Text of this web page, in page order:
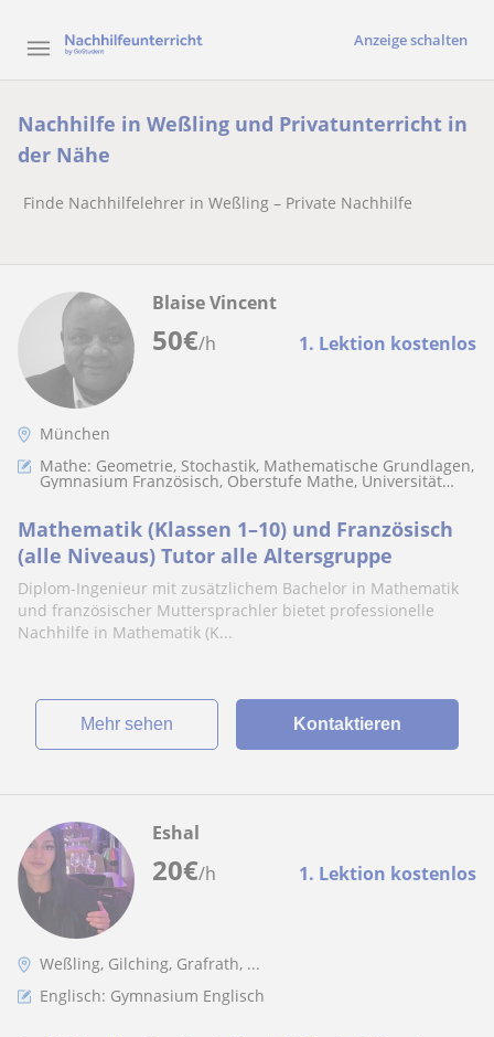
Anzeige schalten
Nachhilfe in Weßling und Privatunterricht in
der Nähe
Finde Nachhilfelehrer in Weßling – Private Nachhilfe
50€/h 1. Lektion kostenlos
Blaise Vincent
München
Mathe: Geometrie, Stochastik, Mathematische Grundlagen,
Gymnasium Französisch, Oberstufe Mathe, Universität
Mathe
Mathematik (Klassen 1–10) und Französisch
(alle Niveaus) Tutor alle Altersgruppe
Diplom-Ingenieur mit zusätzlichem Bachelor in Mathematik
und französischer Muttersprachler bietet professionelle
Nachhilfe in Mathematik (K...
Mehr sehen Kontaktieren
20€/h 1. Lektion kostenlos
Eshal
Weßling, Gilching, Grafrath, ...
Englisch: Gymnasium Englisch